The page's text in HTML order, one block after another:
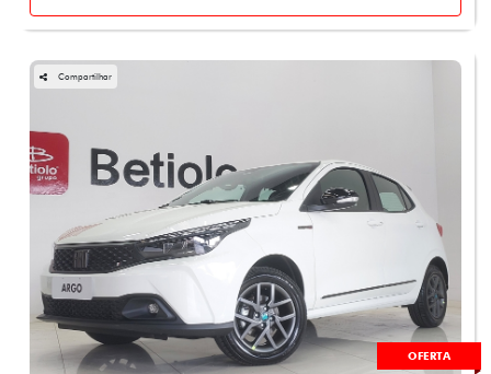
OFERTA
Compartilhar